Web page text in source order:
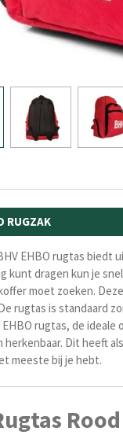
RUGZAK
EHBO rugtas biedt
kunt dragen kun je
moet zoeken.
rugtas is standaard
EHBO rugtas, de
herkenbaar. Dit heeft
meeste bij je hebt.